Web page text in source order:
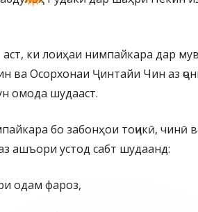
ки лоиҳаи нимпайкара дар
ва Осорхонаи Ҷинтайи Чин аз
омода шудааст.
бо забонҳои тоҷикӣ, чинӣ
ашъори устод сабт шудаанд:
одам фароз,